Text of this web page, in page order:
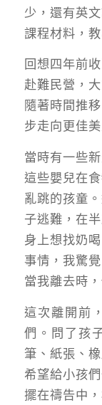
少，還有英
課程材料，
回想四年前
赴難民營，
隨著時間推
步走向更佳美
當時有一些
這些嬰兒在
亂跳的孩童
子逃難，在
身上想找奶
事情，我驚
當我離去時
這次離開前
們。問了孩
筆、紙張、
希望給小孩
擺在禱告中